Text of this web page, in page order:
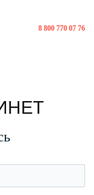
8 800 770 07 76